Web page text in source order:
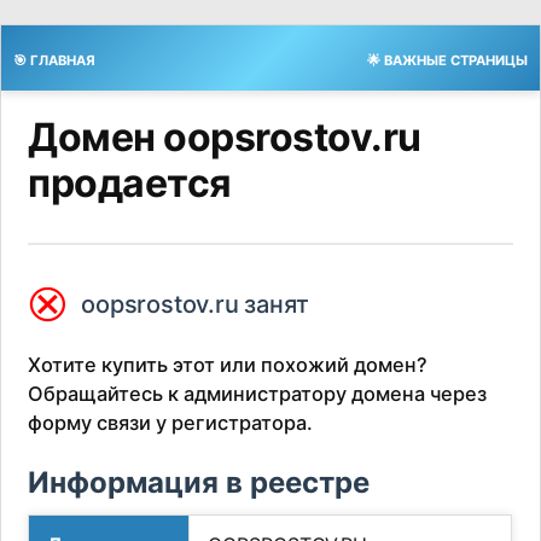
🎯 ГЛАВНАЯ 🌟 ВАЖНЫЕ СТРАНИЦЫ
Домен oopsrostov.ru
продается
⮿ oopsrostov.ru занят
Хотите купить этот или похожий домен?
Обращайтесь к администратору домена через
форму связи у регистратора.
Информация в реестре